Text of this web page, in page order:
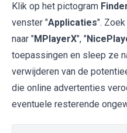
Klik op het pictogram
venster "Applicaties".
naar "MPlayerX", "
toepassingen en sleep ze
verwijderen van de
die online advertenties
eventuele resterende